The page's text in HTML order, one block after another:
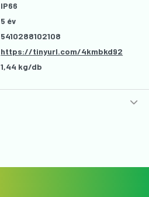
IP66
5 év
5410288102108
https://tinyurl.com/4kmbkd92
1,44 kg/db